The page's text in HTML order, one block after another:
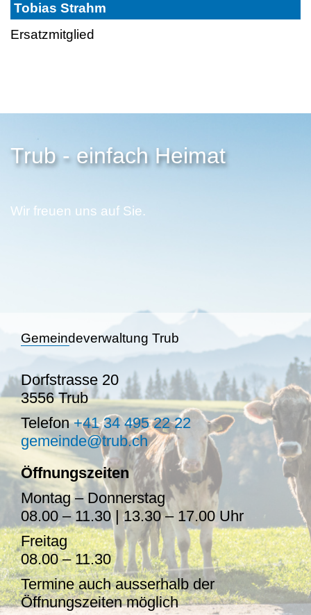
Tobias Strahm
Ersatzmitglied
Trub - einfach Heimat
Wir freuen uns auf Sie.
Gemeindeverwaltung Trub
Dorfstrasse 20
3556 Trub
Telefon+41 34 495 22 22
gemeinde@trub.ch
Öffnungszeiten
Montag – Donnerstag
08.00 – 11.30 | 13.30 – 17.00 Uhr
Freitag
08.00 – 11.30
Termine auch ausserhalb der
Öffnungszeiten möglich